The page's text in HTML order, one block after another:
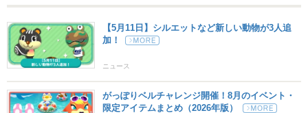
【5月11日】シルエットなど新しい動物が3人追
加！
ニュース
がっぽりベルチャレンジ開催！8月のイベント・
限定アイテムまとめ（2026年版）